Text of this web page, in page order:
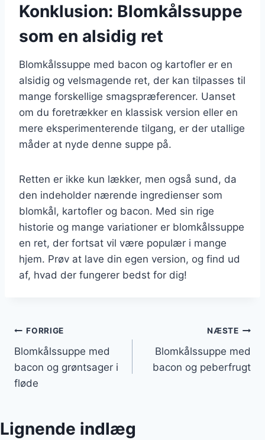
Konklusion: Blomkålssuppe
som en alsidig ret
Blomkålssuppe med bacon og kartofler er en
alsidig og velsmagende ret, der kan tilpasses til
mange forskellige smagspræferencer. Uanset
om du foretrækker en klassisk version eller en
mere eksperimenterende tilgang, er der utallige
måder at nyde denne suppe på.
Retten er ikke kun lækker, men også sund, da
den indeholder nærende ingredienser som
blomkål, kartofler og bacon. Med sin rige
historie og mange variationer er blomkålssuppe
en ret, der fortsat vil være populær i mange
hjem. Prøv at lave din egen version, og find ud
af, hvad der fungerer bedst for dig!
Indlægsnavigation
FORRIGE
Blomkålssuppe med
bacon og grøntsager i
fløde
NÆSTE
Blomkålssuppe med
bacon og peberfrugt
Lignende indlæg